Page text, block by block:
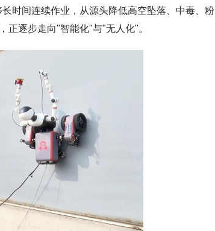
时间连续作业，从源头降低高空坠落、中毒、粉
正逐步走向"智能化"与"无人化"。